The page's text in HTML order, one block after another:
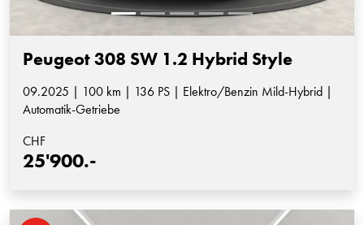
Peugeot 308 SW 1.2 Hybrid Style
09.2025 | 100 km | 136 PS | Elektro/Benzin Mild-Hybrid |
Automatik-Getriebe
CHF
25'900.-